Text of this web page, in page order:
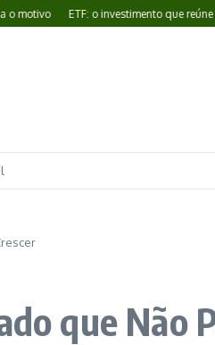
ETF: o investimento que reúne
que Não